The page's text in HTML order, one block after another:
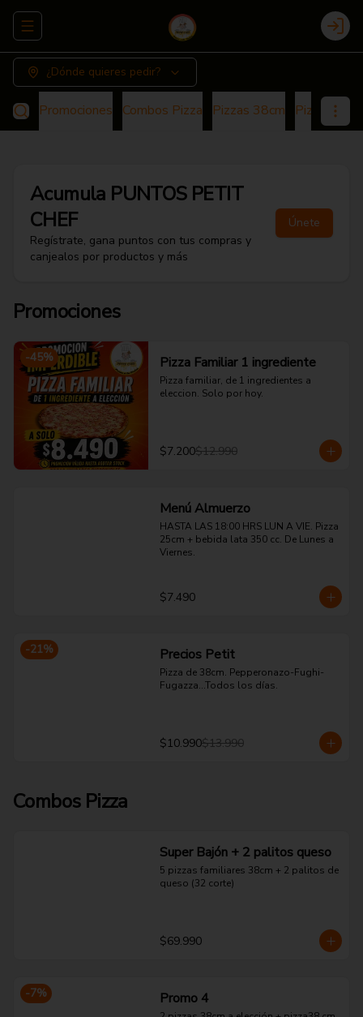
Abrir menu de navegación Login
¿Dónde quieres pedir?
Promociones Combos Pizza Pizzas 38cm Pizza 25cm
Acumula PUNTOS PETIT
CHEF
Regístrate, gana puntos con tus compras y
canjealos por productos y más
Únete
Promociones
-45% Pizza Familiar 1 ingrediente
Pizza familiar, de 1 ingredientes a
eleccion. Solo por hoy.
$7.200$12.990
Menú Almuerzo
HASTA LAS 18:00 HRS LUN A VIE. Pizza
25cm + bebida lata 350 cc. De Lunes a
Viernes.
$7.490
-21% Precios Petit
Pizza de 38cm. Pepperonazo-Fughi-
Fugazza...Todos los días.
$10.990$13.990
Combos Pizza
Super Bajón + 2 palitos queso
5 pizzas familiares 38cm + 2 palitos de
queso (32 corte)
$69.990
-7% Promo 4